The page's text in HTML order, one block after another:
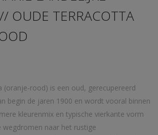
OUDE TERRACOTTA
(oranje-rood) is een oud, gerecupereerd
begin de jaren 1900 en wordt vooral binnen
kleurenmix en typische vierkante vorm
wegdromen naar het rustige